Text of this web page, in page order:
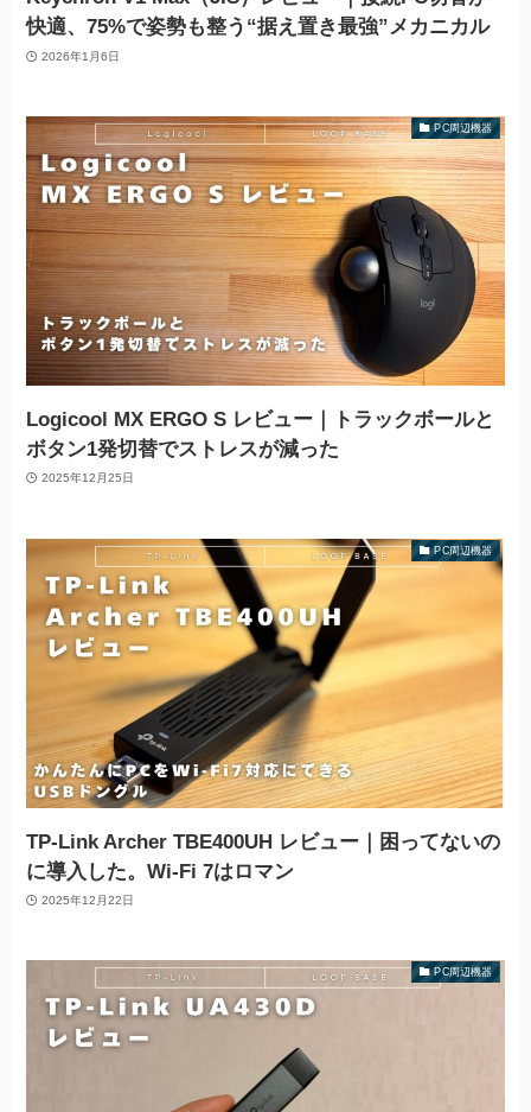
快適、75%で姿勢も整う“据え置き最強”メカニカル
2026年1月6日
PC周辺機器
Logicool MX ERGO S レビュー｜トラックボールと
ボタン1発切替でストレスが減った
2025年12月25日
PC周辺機器
TP-Link Archer TBE400UH レビュー｜困ってないの
に導入した。Wi-Fi 7はロマン
2025年12月22日
PC周辺機器